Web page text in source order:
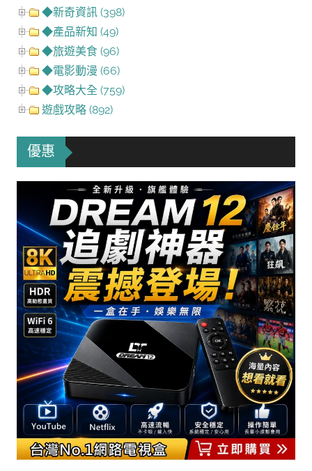
◆新奇資訊 (398)
◆產品新知 (49)
◆旅遊美食 (96)
◆電影動漫 (66)
◆攻略大全 (759)
遊戲攻略 (892)
優惠